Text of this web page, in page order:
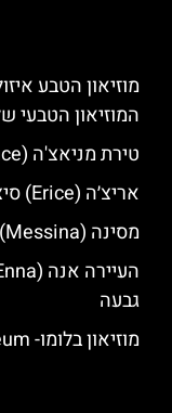
המוזיאון הטבעי
טירת מניאצ'ה (Castello Maniace) בסירקוזה
אריצ׳ה (Erice) סיציליה- מדריך למטיילים
מסינה (Messina) – מדריך מקיף למטיילים
גבעה
מוזיאון בלומו- Palazzo Bellomo Museum בסירקוזה